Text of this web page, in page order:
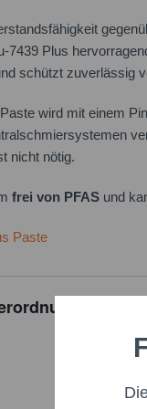
Plus
schützt zuverlässig
wird mit einem
nicht nötig.
frei von PFAS und
Paste